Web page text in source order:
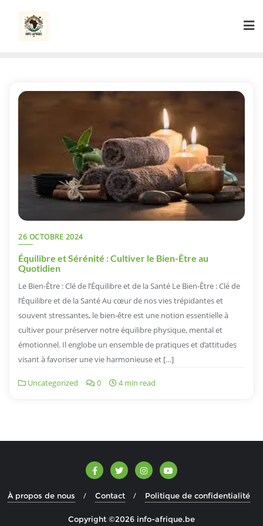
content
26 OCTOBRE 2024
Équilibre et Sérénité : Cultiver le Bien-Être au
Quotidien
Le Bien-Être : Clé de l’Équilibre et de la Santé Le Bien-Être : Clé de
l’Équilibre et de la Santé Au cœur de nos vies trépidantes et
souvent stressantes, le bien-être est une notion essentielle à
cultiver pour préserver notre équilibre physique, mental et
émotionnel. Il englobe un ensemble de pratiques et d’attitudes
visant à favoriser une vie harmonieuse et […]
Uncategorized 0 4 min read
À propos de nous Contact Politique de confidentialité
Copyright ©2026 info-afrique.be